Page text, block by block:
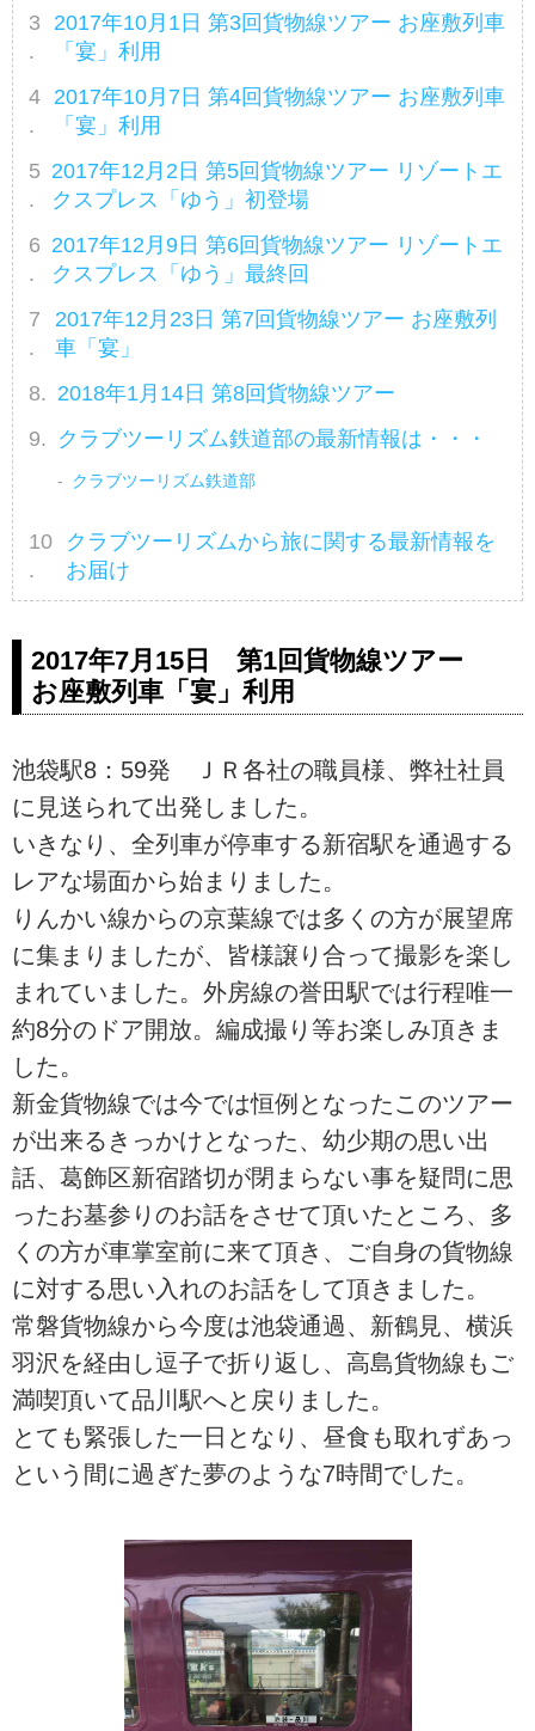
2017年10月1日 第3回貨物線ツアー お座敷列車
「宴」利用
2017年10月7日 第4回貨物線ツアー お座敷列車
「宴」利用
2017年12月2日 第5回貨物線ツアー リゾートエ
クスプレス「ゆう」初登場
2017年12月9日 第6回貨物線ツアー リゾートエ
クスプレス「ゆう」最終回
2017年12月23日 第7回貨物線ツアー お座敷列
車「宴」
2018年1月14日 第8回貨物線ツアー
クラブツーリズム鉄道部の最新情報は・・・
クラブツーリズム鉄道部
クラブツーリズムから旅に関する最新情報を
お届け
2017年7月15日 第1回貨物線ツアー
お座敷列車「宴」利用
池袋駅8：59発 ＪＲ各社の職員様、弊社社員
に見送られて出発しました。
いきなり、全列車が停車する新宿駅を通過する
レアな場面から始まりました。
りんかい線からの京葉線では多くの方が展望席
に集まりましたが、皆様譲り合って撮影を楽し
まれていました。外房線の誉田駅では行程唯一
約8分のドア開放。編成撮り等お楽しみ頂きま
した。
新金貨物線では今では恒例となったこのツアー
が出来るきっかけとなった、幼少期の思い出
話、葛飾区新宿踏切が閉まらない事を疑問に思
ったお墓参りのお話をさせて頂いたところ、多
くの方が車掌室前に来て頂き、ご自身の貨物線
に対する思い入れのお話をして頂きました。
常磐貨物線から今度は池袋通過、新鶴見、横浜
羽沢を経由し逗子で折り返し、高島貨物線もご
満喫頂いて品川駅へと戻りました。
とても緊張した一日となり、昼食も取れずあっ
という間に過ぎた夢のような7時間でした。